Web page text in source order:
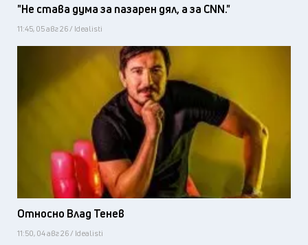
"Не става дума за пазарен дял, а за CNN."
11:45, 05 авг 26 / Idealisti
Относно Влад Тенев
11:50, 04 авг 26 / Idealisti